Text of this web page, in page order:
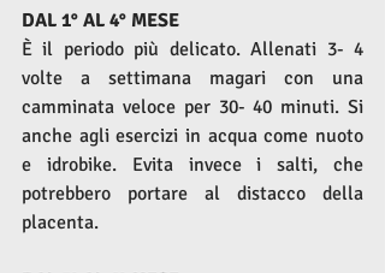
DAL 1° AL 4° MESE
È il periodo più delicato. Allenati 3- 4
volte a settimana magari con una
camminata veloce per 30- 40 minuti. Si
anche agli esercizi in acqua come nuoto
e idrobike. Evita invece i salti, che
potrebbero portare al distacco della
placenta.